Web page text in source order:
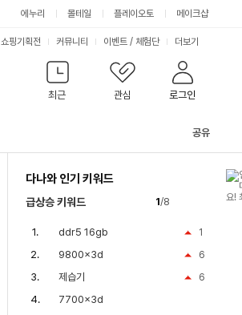
에누리 몰테일 플레이오토 메이크샵
최근 관심 로그인
쇼핑기획전 커뮤니티 이벤트 / 체험단 더보기
공유
다나와 인기 키워드
급상승 키워드 1/8
1
ddr5 16gb
6
9800x3d
6
제습기
7700x3d